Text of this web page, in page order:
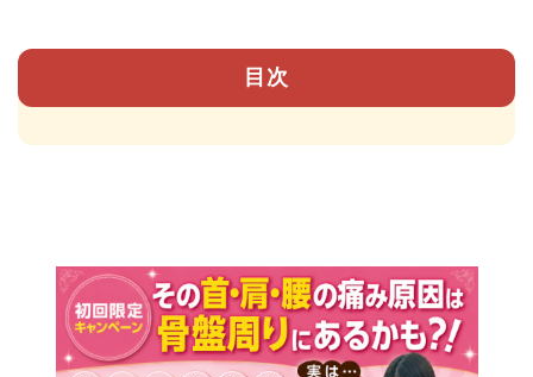
目次